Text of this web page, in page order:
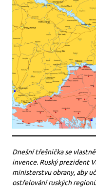
Dnešní třešnička se
invence. Ruský prezident
ministerstvu obrany, aby
ostřelování ruských